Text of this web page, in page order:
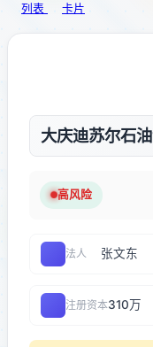
列表 卡片
大庆迪苏尔石
高风险
法人 张文东
注册资本310万